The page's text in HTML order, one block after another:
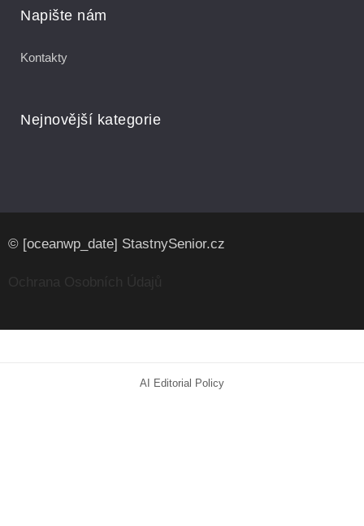
Napište nám
Kontakty
Nejnovější kategorie
© [oceanwp_date] StastnySenior.cz
AI Editorial Policy